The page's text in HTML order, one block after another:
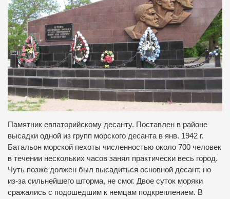
Памятник евпаторийскому десанту. Поставлен в районе
высадки одной из групп морского десанта в янв. 1942 г.
Батальон морской пехоты численностью около 700 человек
в течении нескольких часов занял практически весь город.
Чуть позже должен был высадиться основной десант, но
из-за сильнейшего шторма, не смог. Двое суток моряки
сражались с подошедшим к немцам подкреплением. В